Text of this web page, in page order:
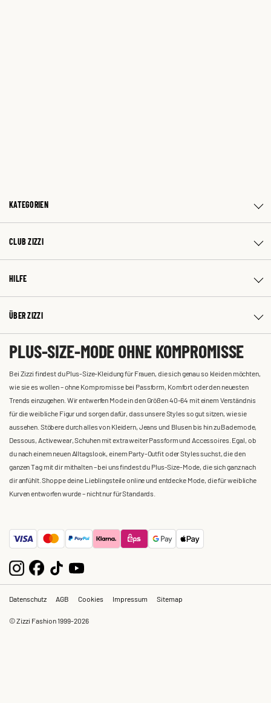
KATEGORIEN
CLUB ZIZZI
HILFE
ÜBER ZIZZI
PLUS-SIZE-MODE OHNE KOMPROMISSE
Bei Zizzi findest du Plus-Size-Kleidung für Frauen, die sich genau so kleiden möchten,
wie sie es wollen – ohne Kompromisse bei Passform, Komfort oder den neuesten
Trends einzugehen. Wir entwerfen Mode in den Größen 40-64 mit einem Verständnis
für die weibliche Figur und sorgen dafür, dass unsere Styles so gut sitzen, wie sie
aussehen. Stöbere durch alles von Kleidern, Jeans und Blusen bis hin zu Bademode,
Dessous, Activewear, Schuhen mit extra weiter Passform und Accessoires. Egal, ob
du nach einem neuen Alltagslook, einem Party-Outfit oder Styles suchst, die den
ganzen Tag mit dir mithalten – bei uns findest du Plus-Size-Mode, die sich ganz nach
dir anfühlt. Shoppe deine Lieblingsteile online und entdecke Mode, die für weibliche
Kurven entworfen wurde – nicht nur für Standards.
Datenschutz AGB Cookies Impressum Sitemap
© Zizzi Fashion 1999-2026